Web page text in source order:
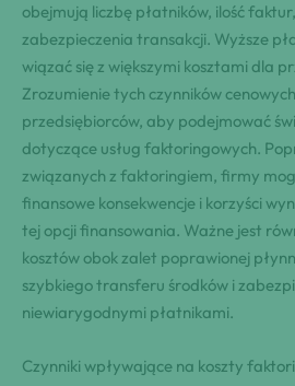
obejmują liczbę płatników, ilość
zabezpieczenia transakcji. Wyższe
wiązać się z większymi kosztami dla
Zrozumienie tych czynników
przedsiębiorców, aby podejmować
dotyczące usług faktoringowych.
związanych z faktoringiem, firmy
finansowe konsekwencje i korzyści
tej opcji finansowania. Ważne jest
kosztów obok zalet poprawionej
szybkiego transferu środków i
niewiarygodnymi płatnikami.
Czynniki wpływające na koszty